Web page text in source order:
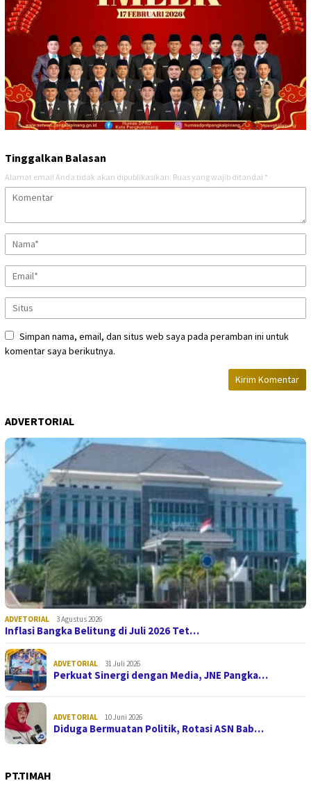
Tinggalkan Balasan
Alamat email Anda tidak akan dipublikasikan. Ruas yang wajib ditandai *
Simpan nama, email, dan situs web saya pada peramban ini untuk
komentar saya berikutnya.
ADVERTORIAL
ADVETORIAL 3 Agustus 2026
Inflasi Bangka Belitung di Juli 2026 Tet…
ADVETORIAL 31 Juli 2026
Perkuat Sinergi dengan Media, JNE Pangka…
ADVETORIAL 10 Juni 2026
Diduga Bermuatan Politik, Rotasi ASN Bab…
PT.TIMAH